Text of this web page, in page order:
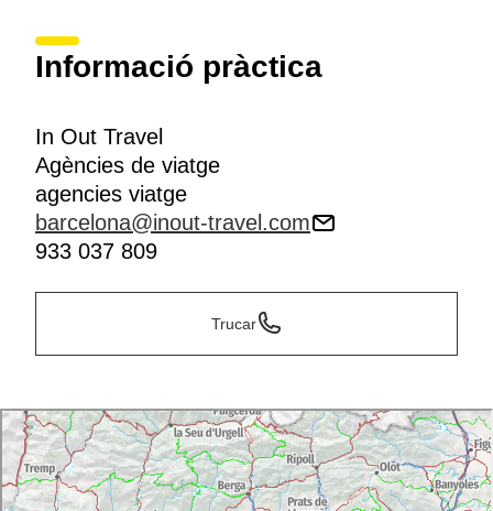
Informació pràctica
In Out Travel
Agències de viatge
agencies viatge
barcelona@inout-travel.com
933 037 809
Trucar